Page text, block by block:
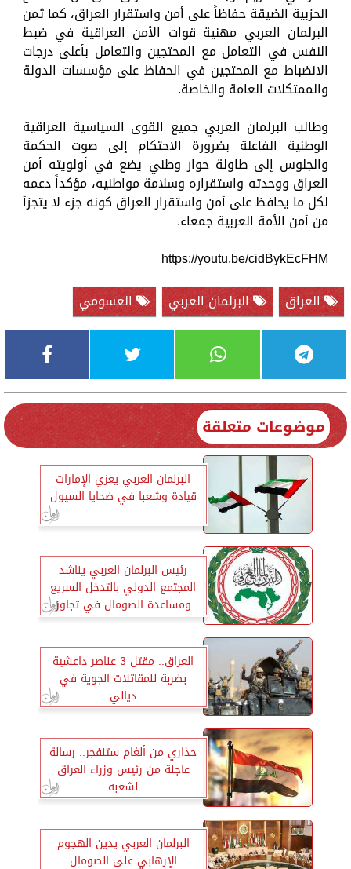
الحزبية الضيقة حفاظاً على أمن واستقرار العراق، كما ثمن
البرلمان العربي مهنية قوات الأمن العراقية في ضبط
النفس في التعامل مع المحتجين والتعامل بأعلى درجات
الانضباط مع المحتجين في الحفاظ على مؤسسات الدولة
والممتكلات العامة والخاصة.
وطالب البرلمان العربي جميع القوى السياسية العراقية
الوطنية الفاعلة بضرورة الاحتكام إلى صوت الحكمة
والجلوس إلى طاولة حوار وطني يضع في أولويته أمن
العراق ووحدته واستقراره وسلامة مواطنيه، مؤكداً دعمه
لكل ما يحافظ على أمن واستقرار العراق كونه جزء لا يتجزأ
من أمن الأمة العربية جمعاء.
https://youtu.be/cidBykEcFHM
العراق
البرلمان العربي العسومي
موضوعات متعلقة
البرلمان العربي يعزي الإمارات
قيادة وشعبا في ضحايا السيول
رئيس البرلمان العربي يناشد
المجتمع الدولي بالتدخل السريع
ومساعدة الصومال في تجاوز
ازمة المجاعة
العراق.. مقتل 3 عناصر داعشية
بضربة للمقاتلات الجوية في
ديالي
حذاري من ألغام ستنفجر.. رسالة
عاجلة من رئيس وزراء العراق
لشعبه
البرلمان العربي يدين الهجوم
الإرهابي على الصومال